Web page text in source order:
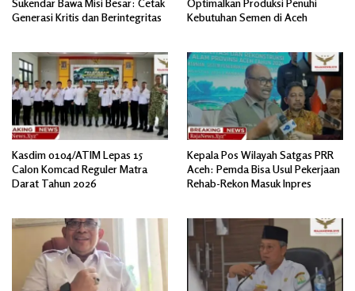
Sukendar Bawa Misi Besar: Cetak
Generasi Kritis dan Berintegritas
Optimalkan Produksi Penuhi
Kebutuhan Semen di Aceh
Kasdim 0104/ATIM Lepas 15
Calon Komcad Reguler Matra
Darat Tahun 2026
Kepala Pos Wilayah Satgas PRR
Aceh: Pemda Bisa Usul Pekerjaan
Rehab-Rekon Masuk Inpres